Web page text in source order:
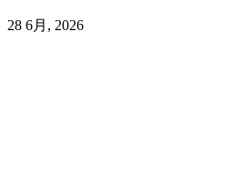
28 6月, 2026